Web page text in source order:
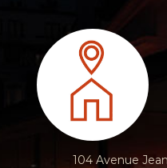
104 Avenue